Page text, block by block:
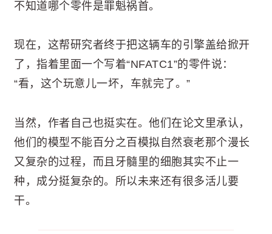
不知道哪个零件是罪魁祸首。
现在，这帮研究者终于把这辆车的引擎盖给掀开
了，指着里面一个写着“NFATC1”的零件说：
“看，这个玩意儿一坏，车就完了。”
当然，作者自己也挺实在。他们在论文里承认，
他们的模型不能百分之百模拟自然衰老那个漫长
又复杂的过程，而且牙髓里的细胞其实不止一
种，成分挺复杂的。所以未来还有很多活儿要
干。